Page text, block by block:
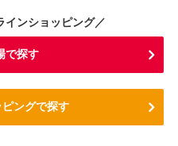
インショッピング／
で探す
ングで探す